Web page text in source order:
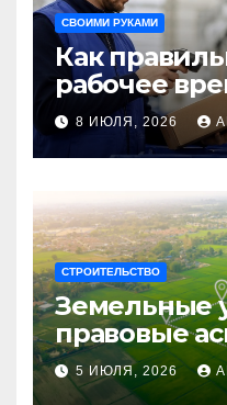
СВОИМИ РУКАМИ
Как
рабочее
бизнеса
8 ИЮЛЯ, 2026
СТРОИТЕЛЬСТВО
Земельные
правовые
5 ИЮЛЯ, 2026